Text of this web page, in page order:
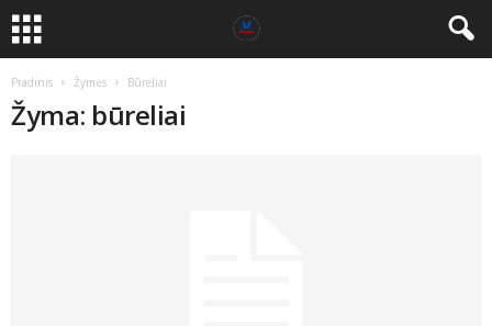
Pradinis Žymės Būreliai
Žyma: būreliai